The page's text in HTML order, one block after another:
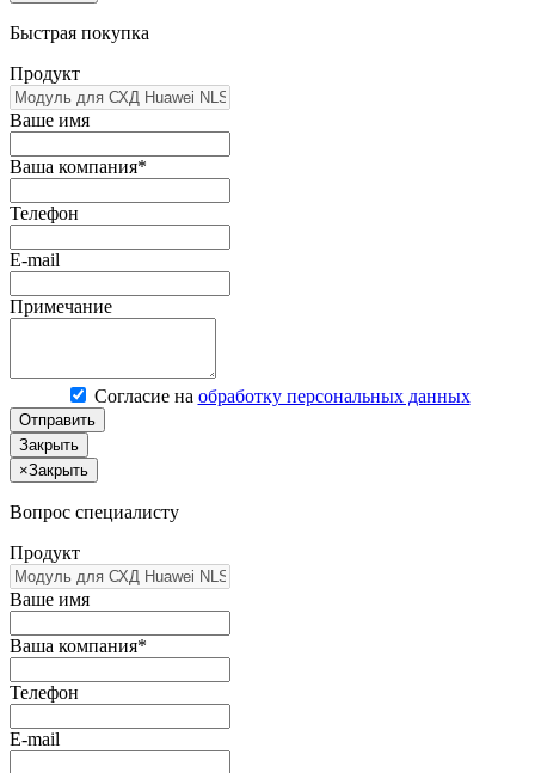
Быстрая покупка
Продукт
Ваше имя
Ваша компания*
Телефон
E-mail
Примечание
Согласие на обработку персональных данных
Отправить
Закрыть
×Закрыть
Вопрос специалисту
Продукт
Ваше имя
Ваша компания*
Телефон
E-mail